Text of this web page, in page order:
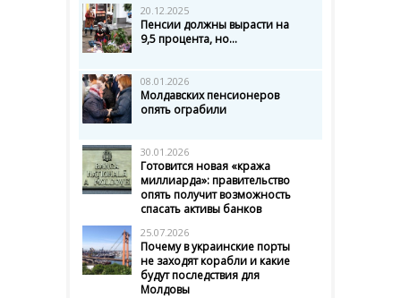
20.12.2025
Пенсии должны вырасти на
9,5 процента, но...
08.01.2026
Молдавских пенсионеров
опять ограбили
30.01.2026
Готовится новая «кража
миллиарда»: правительство
опять получит возможность
спасать активы банков
25.07.2026
Почему в украинские порты
не заходят корабли и какие
будут последствия для
Молдовы